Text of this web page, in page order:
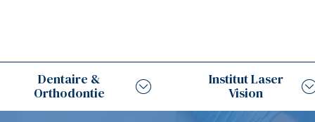
Dentaire &
Orthodontie
Institut Laser
Vision